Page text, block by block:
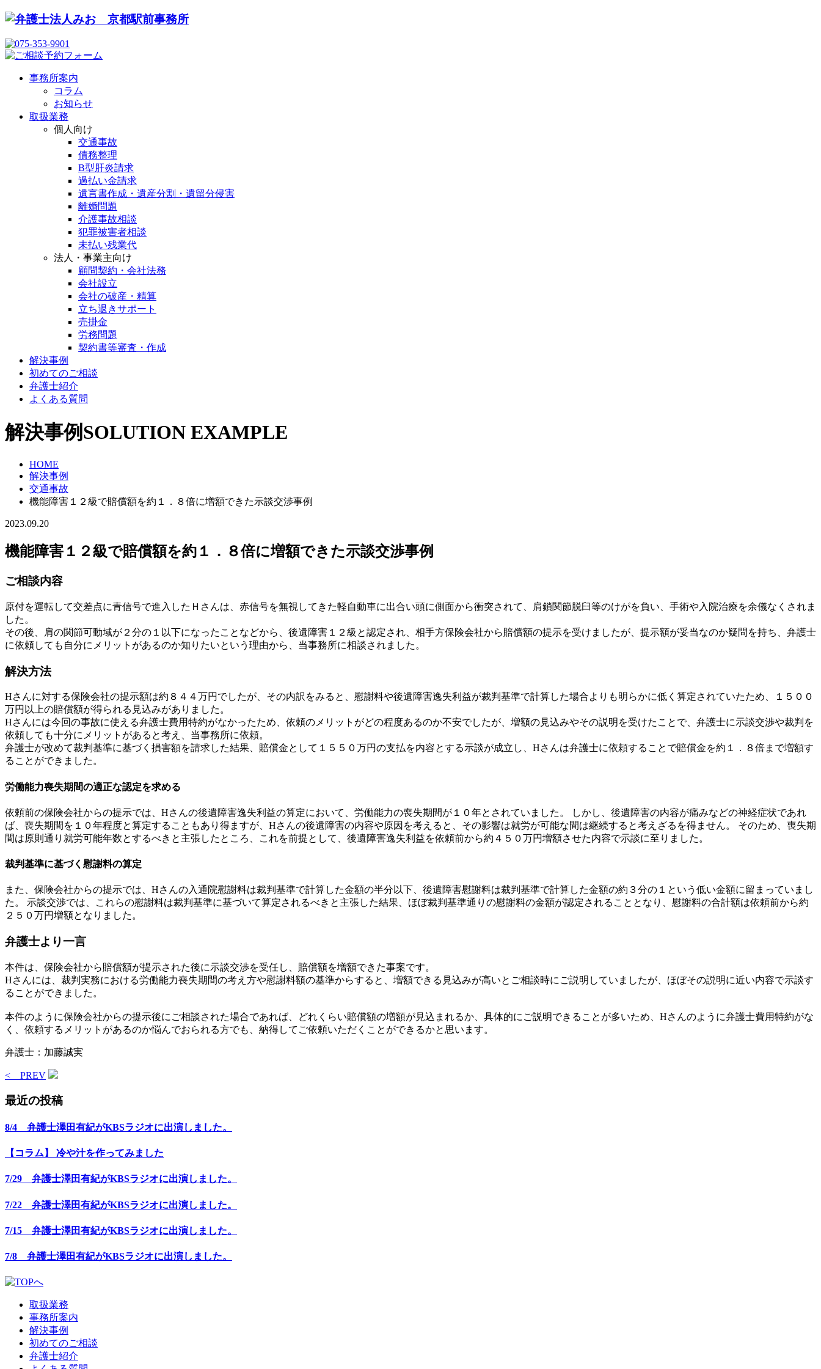
事務所案内
コラム
お知らせ
取扱業務
個人向け
交通事故
債務整理
B型肝炎請求
過払い金請求
遺言書作成・遺産分割・遺留分侵害
離婚問題
介護事故相談
犯罪被害者相談
未払い残業代
法人・事業主向け
顧問契約・会社法務
会社設立
会社の破産・精算
立ち退きサポート
売掛金
労務問題
契約書等審査・作成
解決事例
初めてのご相談
弁護士紹介
よくある質問
解決事例SOLUTION EXAMPLE
HOME
解決事例
交通事故
機能障害１２級で賠償額を約１．８倍に増額できた示談交渉事例
2023.09.20
機能障害１２級で賠償額を約１．８倍に増額できた示談交渉事例
ご相談内容
原付を運転して交差点に青信号で進入したＨさんは、赤信号を無視してきた軽自動車に出合い頭に側面から衝突されて、肩鎖関節脱臼等のけがを負い、手術や入院治療を余儀なくされま
した。
その後、肩の関節可動域が２分の１以下になったことなどから、後遺障害１２級と認定され、相手方保険会社から賠償額の提示を受けましたが、提示額が妥当なのか疑問を持ち、弁護士
に依頼しても自分にメリットがあるのか知りたいという理由から、当事務所に相談されました。
解決方法
Hさんに対する保険会社の提示額は約８４４万円でしたが、その内訳をみると、慰謝料や後遺障害逸失利益が裁判基準で計算した場合よりも明らかに低く算定されていたため、１５００
万円以上の賠償額が得られる見込みがありました。
Hさんには今回の事故に使える弁護士費用特約がなかったため、依頼のメリットがどの程度あるのか不安でしたが、増額の見込みやその説明を受けたことで、弁護士に示談交渉や裁判を
依頼しても十分にメリットがあると考え、当事務所に依頼。
弁護士が改めて裁判基準に基づく損害額を請求した結果、賠償金として１５５０万円の支払を内容とする示談が成立し、Hさんは弁護士に依頼することで賠償金を約１．８倍まで増額す
ることができました。
労働能力喪失期間の適正な認定を求める
依頼前の保険会社からの提示では、Hさんの後遺障害逸失利益の算定において、労働能力の喪失期間が１０年とされていました。 しかし、後遺障害の内容が痛みなどの神経症状であれ
ば、喪失期間を１０年程度と算定することもあり得ますが、Hさんの後遺障害の内容や原因を考えると、その影響は就労が可能な間は継続すると考えざるを得ません。 そのため、喪失期
間は原則通り就労可能年数とするべきと主張したところ、これを前提として、後遺障害逸失利益を依頼前から約４５０万円増額させた内容で示談に至りました。
裁判基準に基づく慰謝料の算定
また、保険会社からの提示では、Hさんの入通院慰謝料は裁判基準で計算した金額の半分以下、後遺障害慰謝料は裁判基準で計算した金額の約３分の１という低い金額に留まっていまし
た。 示談交渉では、これらの慰謝料は裁判基準に基づいて算定されるべきと主張した結果、ほぼ裁判基準通りの慰謝料の金額が認定されることとなり、慰謝料の合計額は依頼前から約
２５０万円増額となりました。
弁護士より一言
本件は、保険会社から賠償額が提示された後に示談交渉を受任し、賠償額を増額できた事案です。
Hさんには、裁判実務における労働能力喪失期間の考え方や慰謝料額の基準からすると、増額できる見込みが高いとご相談時にご説明していましたが、ほぼその説明に近い内容で示談す
ることができました。
本件のように保険会社からの提示後にご相談された場合であれば、どれくらい賠償額の増額が見込まれるか、具体的にご説明できることが多いため、Hさんのように弁護士費用特約がな
く、依頼するメリットがあるのか悩んでおられる方でも、納得してご依頼いただくことができるかと思います。
弁護士：加藤誠実
< PREV
最近の投稿
8/4 弁護士澤田有紀がKBSラジオに出演しました。
【コラム】 冷や汁を作ってみました
7/29 弁護士澤田有紀がKBSラジオに出演しました。
7/22 弁護士澤田有紀がKBSラジオに出演しました。
7/15 弁護士澤田有紀がKBSラジオに出演しました。
7/8 弁護士澤田有紀がKBSラジオに出演しました。
取扱業務
事務所案内
解決事例
初めてのご相談
弁護士紹介